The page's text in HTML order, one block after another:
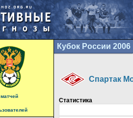
Кубок России 2006
Спартак
Статистика